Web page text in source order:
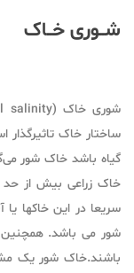
شــوری خــاک
ساختار خاک
خاک زراعی بیش از حد
سریعا در این خاکها
باشند.خاک شور یک